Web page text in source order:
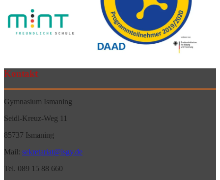
Kontakt
Gymnasium Ismaning
Seidl-Kreuz-Weg 11
85737 Ismaning
Mail: sekretariat@isgy.de
Tel. 089 15 88 660